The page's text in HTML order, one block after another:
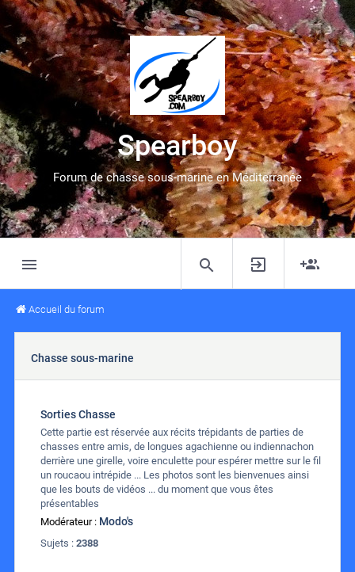
Spearboy
Forum de chasse sous-marine en Méditerranée
Accueil du forum
Chasse sous-marine
Sorties Chasse
Cette partie est réservée aux récits trépidants de parties de
chasses entre amis, de longues agachienne ou indiennachon
derrière une girelle, voire enculette pour espérer mettre sur le fil
un roucaou intrépide ... Les photos sont les bienvenues ainsi
que les bouts de vidéos ... du moment que vous êtes
présentables
Modérateur : Modo's
Sujets : 2388